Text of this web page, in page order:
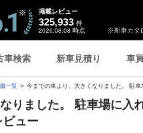
※新車カタ
掲載レビュー
325,933 件
2026.08.08 時点
車検索 新車見積り 車
一覧 今までの車より、大きくなりました。 駐車
りました。 駐車場に入
ュー